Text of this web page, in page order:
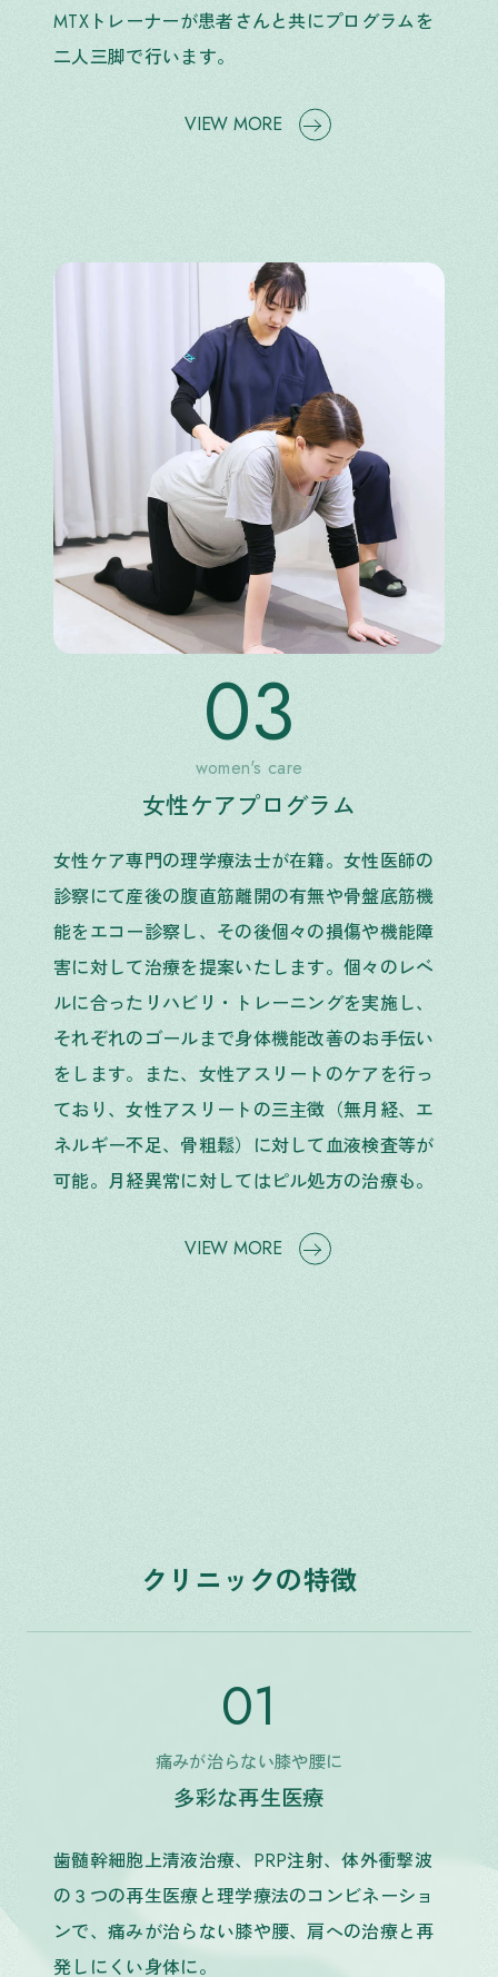
MTXトレーナーが患者さんと共にプログラムを
二人三脚で行います。
VIEW MORE
03
women's care
女性ケアプログラム
女性ケア専門の理学療法士が在籍。女性医師の
診察にて産後の腹直筋離開の有無や骨盤底筋機
能をエコー診察し、その後個々の損傷や機能障
害に対して治療を提案いたします。個々のレベ
ルに合ったリハビリ・トレーニングを実施し、
それぞれのゴールまで身体機能改善のお手伝い
をします。また、女性アスリートのケアを行っ
ており、女性アスリートの三主徴（無月経、エ
ネルギー不足、骨粗鬆）に対して血液検査等が
可能。月経異常に対してはピル処方の治療も。
VIEW MORE
クリニックの特徴
01
痛みが治らない膝や腰に
多彩な再生医療
歯髄幹細胞上清液治療、PRP注射、体外衝撃波
の３つの再生医療と理学療法のコンビネーショ
ンで、痛みが治らない膝や腰、肩への治療と再
発しにくい身体に。